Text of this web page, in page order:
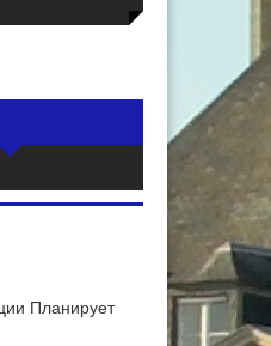
Планирует